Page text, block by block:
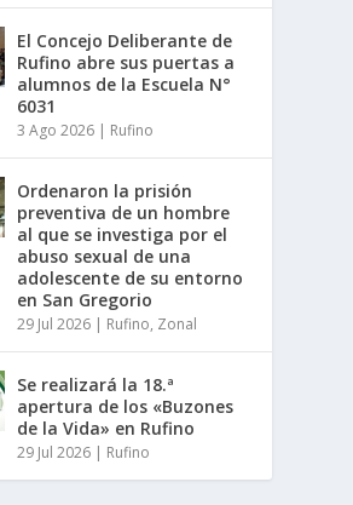
El Concejo Deliberante de
Rufino abre sus puertas a
alumnos de la Escuela N°
6031
3 Ago 2026 | Rufino
Ordenaron la prisión
preventiva de un hombre
al que se investiga por el
abuso sexual de una
adolescente de su entorno
en San Gregorio
29 Jul 2026 | Rufino, Zonal
Se realizará la 18.ª
apertura de los «Buzones
de la Vida» en Rufino
29 Jul 2026 | Rufino